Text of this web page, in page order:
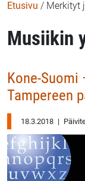
Etusivu / Merkityt
Musiikin
Kone-
Tampereen
18.3.2018 |